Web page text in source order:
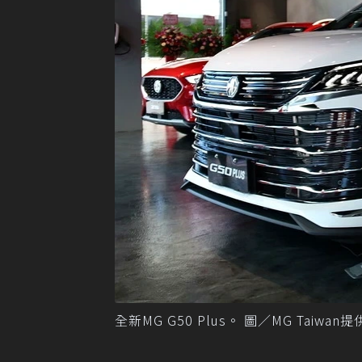
全新MG G50 Plus。 圖／MG Taiwan提